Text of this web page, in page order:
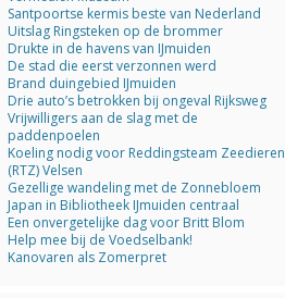
Santpoortse kermis beste van Nederland
Uitslag Ringsteken op de brommer
Drukte in de havens van IJmuiden
De stad die eerst verzonnen werd
Brand duingebied IJmuiden
Drie auto’s betrokken bij ongeval Rijksweg
Vrijwilligers aan de slag met de
paddenpoelen
Koeling nodig voor Reddingsteam Zeedieren
(RTZ) Velsen
Gezellige wandeling met de Zonnebloem
Japan in Bibliotheek IJmuiden centraal
Een onvergetelijke dag voor Britt Blom
Help mee bij de Voedselbank!
Kanovaren als Zomerpret